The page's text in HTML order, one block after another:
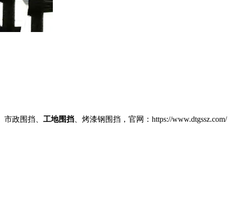
、市政围挡、 工地围挡 、烤漆钢围挡，官网：https://www.dtgssz.com/